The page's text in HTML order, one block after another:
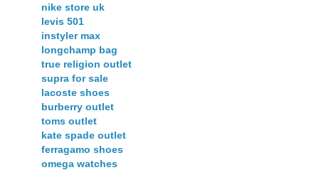
nike store uk
levis 501
instyler max
longchamp bag
true religion outlet
supra for sale
lacoste shoes
burberry outlet
toms outlet
kate spade outlet
ferragamo shoes
omega watches